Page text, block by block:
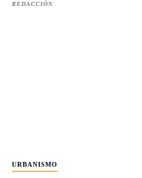
REDACCIÓN
URBANISMO